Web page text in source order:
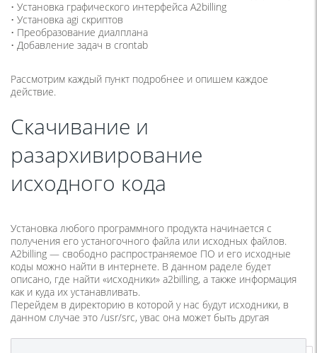
• Установка графического интерфейса A2billing
• Установка agi скриптов
• Преобразование диалплана
• Добавление задач в crontab
Рассмотрим каждый пункт подробнее и опишем каждое
действие.
Скачивание и
разархивирование
исходного кода
Установка любого программного продукта начинается с
получения его устаногочного файла или исходных файлов.
А2billing — свободно распространяемое ПО и его исходные
коды можно найти в интернете. В данном раделе будет
описано, где найти «исходники» a2billing, а также информация
как и куда их устанавливать.
Перейдем в директорию в которой у нас будут исходники, в
данном случае это /usr/src, увас она может быть другая